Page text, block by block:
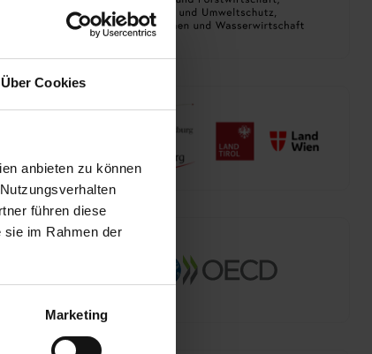
Über Cookies
anbieten zu können
führen diese
sie im Rahmen der
Marketing